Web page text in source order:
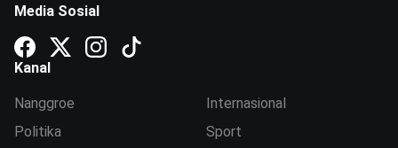
Media Sosial
Kanal
Nanggroe
Politika
Internasional
Sport